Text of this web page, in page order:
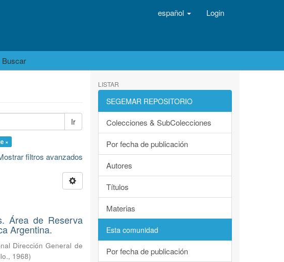
español Login
Buscar
Ir
×
filtros avanzados
Área de Reserva
Argentina.
Dirección General de
, 1968)
LISTAR
SEGEMAR REPOSITORIO
Colecciones & SubColecciones
Por fecha de publicación
Autores
Títulos
Materias
Esta comunidad
Por fecha de publicación